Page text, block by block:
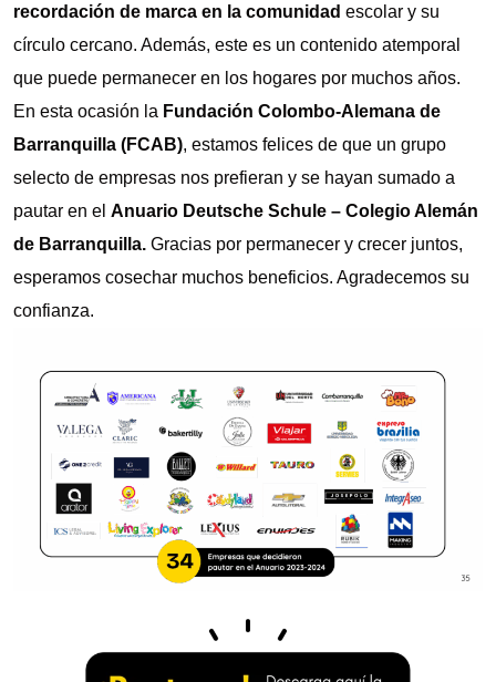
recordación de marca en la comunidad escolar y su
círculo cercano. Además, este es un contenido atemporal
que puede permanecer en los hogares por muchos años.
En esta ocasión la Fundación Colombo-Alemana de
Barranquilla (FCAB), estamos felices de que un grupo
selecto de empresas nos prefieran y se hayan sumado a
pautar en el Anuario Deutsche Schule – Colegio Alemán
de Barranquilla. Gracias por permanecer y crecer juntos,
esperamos cosechar muchos beneficios. Agradecemos su
confianza.